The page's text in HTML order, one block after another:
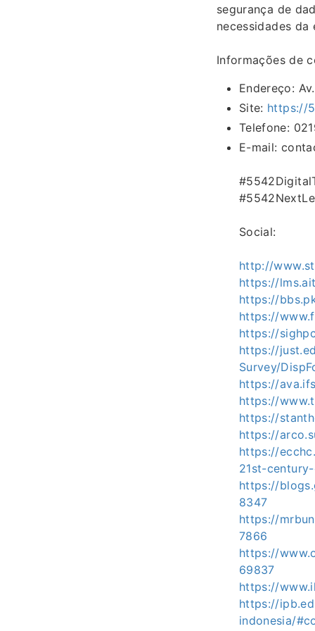
segurança de
necessidades da
Informações de
Endereço:
Site: https://
Telefone:
E-mail:
Social:
http://
https://
https://
https://
https://
https://
Survey/
https://
https://
https://
https://
https://
21st-
https://
8347
https://
7866
https://
69837
https://
https://
indonesia/